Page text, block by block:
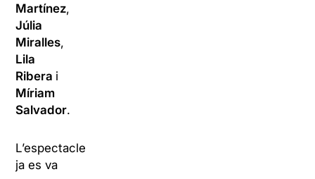
Martínez,
Júlia
Miralles,
Lila
Ribera i
Míriam
Salvador.
L’espectacle
ja es va